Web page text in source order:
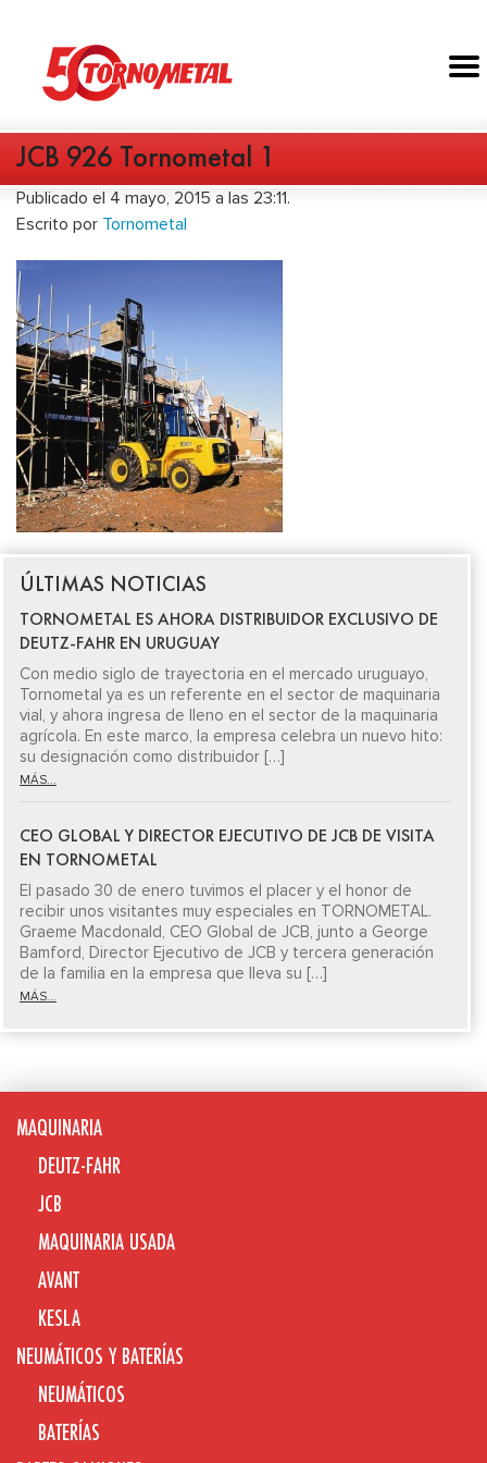
JCB 926 Tornometal 1
Publicado el 4 mayo, 2015 a las 23:11.
Escrito por Tornometal
ÚLTIMAS NOTICIAS
TORNOMETAL ES AHORA DISTRIBUIDOR EXCLUSIVO DE
DEUTZ-FAHR EN URUGUAY
Con medio siglo de trayectoria en el mercado uruguayo,
Tornometal ya es un referente en el sector de maquinaria
vial, y ahora ingresa de lleno en el sector de la maquinaria
agrícola. En este marco, la empresa celebra un nuevo hito:
su designación como distribuidor […]
MÁS...
CEO GLOBAL Y DIRECTOR EJECUTIVO DE JCB DE VISITA
EN TORNOMETAL
El pasado 30 de enero tuvimos el placer y el honor de
recibir unos visitantes muy especiales en TORNOMETAL.
Graeme Macdonald, CEO Global de JCB, junto a George
Bamford, Director Ejecutivo de JCB y tercera generación
de la familia en la empresa que lleva su […]
MÁS...
MAQUINARIA
DEUTZ-FAHR
JCB
MAQUINARIA USADA
AVANT
KESLA
NEUMÁTICOS Y BATERÍAS
NEUMÁTICOS
BATERÍAS